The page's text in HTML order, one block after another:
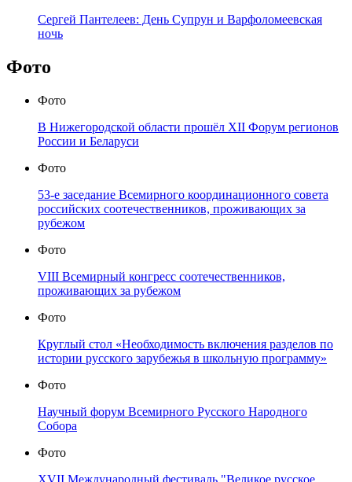
Сергей Пантелеев: День Супрун и Варфоломеевская
ночь
Фото
Фото
В Нижегородской области прошёл XII Форум регионов
России и Беларуси
Фото
53-е заседание Всемирного координационного совета
российских соотечественников, проживающих за
рубежом
Фото
VIII Всемирный конгресс соотечественников,
проживающих за рубежом
Фото
Круглый стол «Необходимость включения разделов по
истории русского зарубежья в школьную программу»
Фото
Научный форум Всемирного Русского Народного
Собора
Фото